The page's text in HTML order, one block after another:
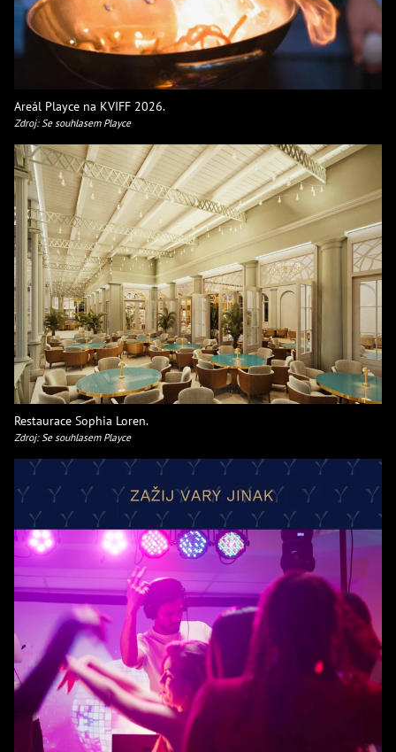
Areál Playce na KVIFF 2026.
Zdroj: Se souhlasem Playce
Restaurace Sophia Loren.
Zdroj: Se souhlasem Playce